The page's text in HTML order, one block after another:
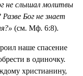
не слышал молитвы
Бог не знает
(см. Мф. 6:8).
наше спасение
в одиночку.
христианину,